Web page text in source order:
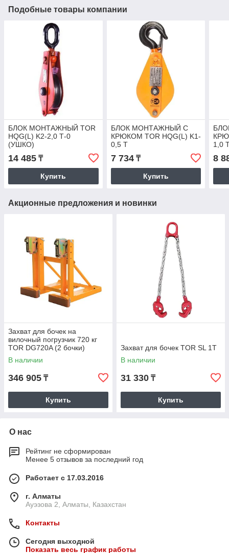
Подобные товары компании
БЛОК МОНТАЖНЫЙ TOR
HQG(L) K2-2,0 Т-0
(УШКО)
14 485 ₸
Купить
БЛОК МОНТАЖНЫЙ С
КРЮКОМ TOR HQG(L) K1-
0,5 Т
7 734₸
Купить
1,0
8
Акционные предложения и новинки
Захват для бочек на
вилочный погрузчик 720 кг
TOR DG720A (2 бочки)
В наличии
346 905 ₸
Купить
Захват для бочек TOR SL 1T
В наличии
31 330 ₸
Купить
О нас
Рейтинг не сформирован
Менее 5 отзывов за последний год
Работает с 17.03.2016
г. Алматы
Ауэзова 2, Алматы, Казахстан
Контакты
Сегодня выходной
Показать весь график работы